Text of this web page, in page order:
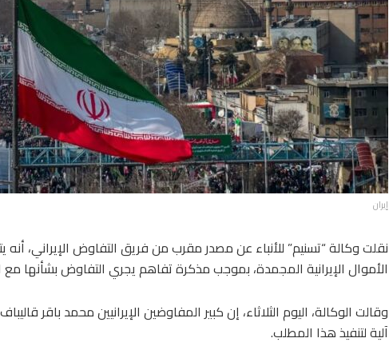
إيران
الأموال الإيرانية المجمدة، بموجب مذكرة تفاهم ⁠يجري التفاوض ‌بشأنها ‌مع
وقالت ‌الوكالة، اليوم ‌الثلاثاء، إن كبير المفاوضين الإيرانيين محمد باقر
آلية لتنفيذ هذا المطلب.